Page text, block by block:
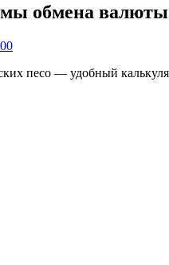
обмена валюты
песо — удобный